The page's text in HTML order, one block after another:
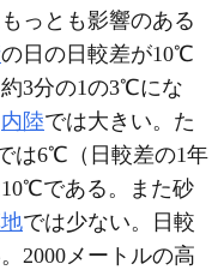
っとも影響のある
の日の日較差が10℃
3分の1の3℃にな
内陸では大きい。た
は6℃（日較差の1年
である。また砂
では少ない。日較
2000メートルの高